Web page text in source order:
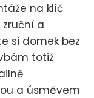
na klíč
a
si domek bez
totiž
a úsměvem